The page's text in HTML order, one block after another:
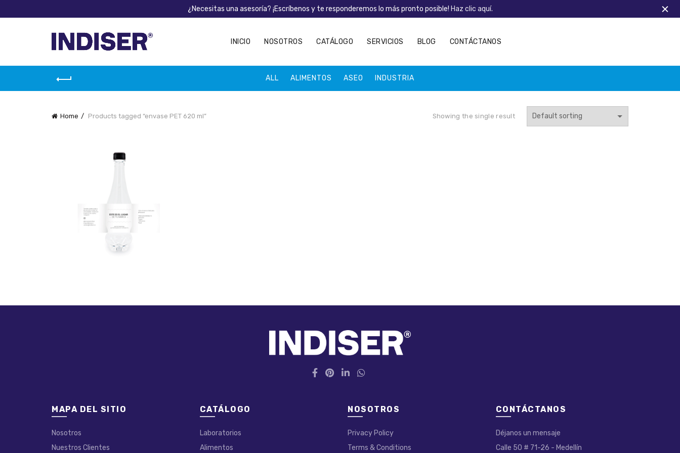
INICIO NOSOTROS CATÁLOGO SERVICIOS BLOG CONTÁCTANOS
ALL ALIMENTOS ASEO INDUSTRIA
Home Products tagged “envase PET 620 ml” Showing the single result
MAPA DEL SITIO
Nosotros
Nuestros Clientes
CATÁLOGO
Laboratorios
Alimentos
NOSOTROS
Privacy Policy
Terms & Conditions
CONTÁCTANOS
Déjanos un mensaje
Calle 50 # 71-26 - Medellín
¿Necesitas una asesoría? ¡Escríbenos y te responderemos lo más pronto posible! Haz clic aquí.